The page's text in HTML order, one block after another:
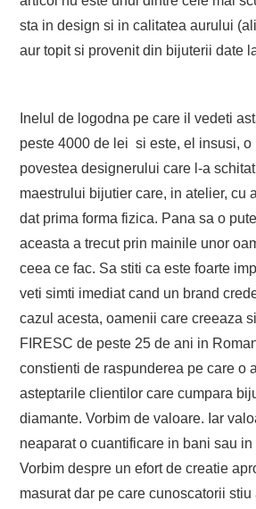
sta in design si in calitatea aurului
aur topit si provenit din bijuterii date
Inelul de logodna pe care il vedeti
peste 4000 de lei si este, el insusi, o
povestea designerului care l-a
maestrului bijutier care, in atelier, cu
dat prima forma fizica. Pana sa o
aceasta a trecut prin mainile unor
ceea ce fac. Sa stiti ca este foarte
veti simti imediat cand un brand
cazul acesta, oamenii care creeaza
FIRESC de peste 25 de ani in
constienti de raspunderea pe care o
asteptarile clientilor care cumpara
diamante. Vorbim de valoare. Iar
neaparat o cuantificare in bani sau in
Vorbim despre un efort de creatie
masurat dar pe care cunoscatorii